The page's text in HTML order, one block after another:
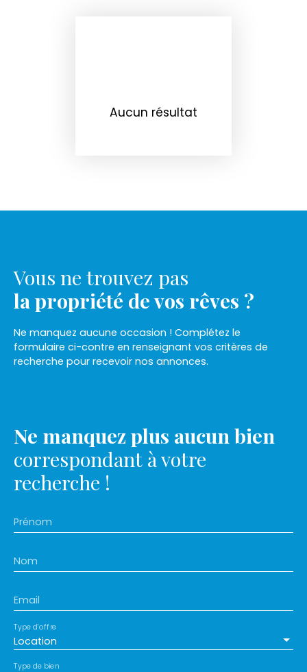
Aucun résultat
Vous ne trouvez pas
la propriété de vos rêves ?
Ne manquez aucune occasion ! Complétez le
formulaire ci-contre en renseignant vos critères de
recherche pour recevoir nos annonces.
Ne manquez plus aucun bien
correspondant à votre
recherche !
Prénom
Nom
Email
Location
Type d'offre
Type de bien